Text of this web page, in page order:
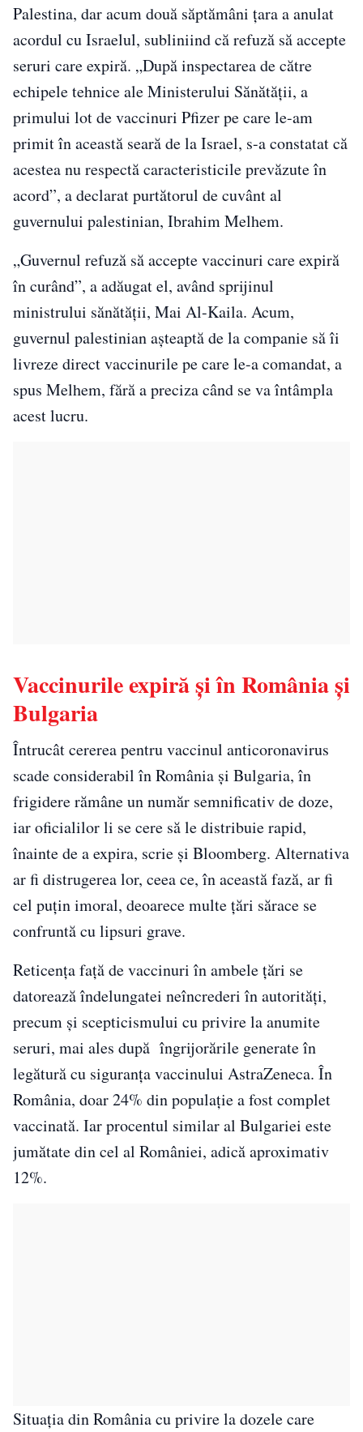
Palestina, dar acum două săptămâni țara a anulat
acordul cu Israelul, subliniind că refuză să accepte
seruri care expiră. „După inspectarea de către
echipele tehnice ale Ministerului Sănătății, a
primului lot de vaccinuri Pfizer pe care le-am
primit în această seară de la Israel, s-a constatat că
acestea nu respectă caracteristicile prevăzute în
acord”, a declarat purtătorul de cuvânt al
guvernului palestinian, Ibrahim Melhem.
„Guvernul refuză să accepte vaccinuri care expiră
în curând”, a adăugat el, având sprijinul
ministrului sănătății, Mai Al-Kaila. Acum,
guvernul palestinian așteaptă de la companie să îi
livreze direct vaccinurile pe care le-a comandat, a
spus Melhem, fără a preciza când se va întâmpla
acest lucru.
Vaccinurile expiră şi în România și
Bulgaria
Întrucât cererea pentru vaccinul anticoronavirus
scade considerabil în România și Bulgaria, în
frigidere rămâne un număr semnificativ de doze,
iar oficialilor li se cere să le distribuie rapid,
înainte de a expira, scrie și Bloomberg. Alternativa
ar fi distrugerea lor, ceea ce, în această fază, ar fi
cel puțin imoral, deoarece multe țări sărace se
confruntă cu lipsuri grave.
Reticența faţă de vaccinuri în ambele țări se
datorează îndelungatei neîncrederi în autorități,
precum și scepticismului cu privire la anumite
seruri, mai ales după îngrijorările generate în
legătură cu siguranța vaccinului AstraZeneca. În
România, doar 24% din populație a fost complet
vaccinată. Iar procentul similar al Bulgariei este
jumătate din cel al României, adică aproximativ
12%.
Situația din România cu privire la dozele care